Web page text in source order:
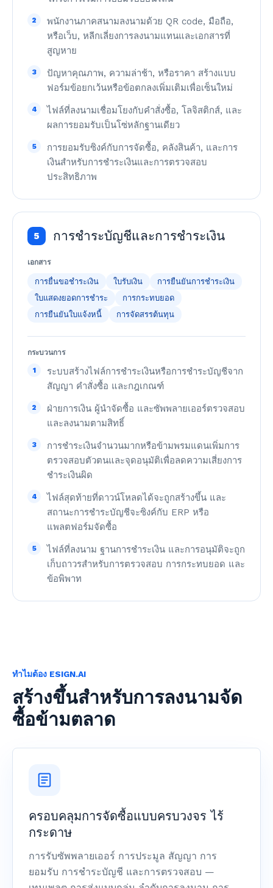
2
พนักงานภาคสนามลงนามด้วย QR code, มือถือ,
หรือเว็บ, หลีกเลี่ยงการลงนามแทนและเอกสารที่
สูญหาย
3
ปัญหาคุณภาพ, ความล่าช้า, หรือราคา สร้างแบบ
ฟอร์มข้อยกเว้นหรือข้อตกลงเพิ่มเติมเพื่อเซ็นใหม่
4
ไฟล์ที่ลงนามเชื่อมโยงกับคำสั่งซื้อ, โลจิสติกส์, และ
ผลการยอมรับเป็นโซ่หลักฐานเดียว
5
การยอมรับซิงค์กับการจัดซื้อ, คลังสินค้า, และการ
เงินสำหรับการชำระเงินและการตรวจสอบ
ประสิทธิภาพ
5 การชำระบัญชีและการชำระเงิน
เอกสาร
การยื่นขอชำระเงิน ใบรับเงิน
การยืนยันการชำระเงิน
ใบแสดงยอดการชำระ
การกระทบยอด
การยืนยันใบแจ้งหนี้
การจัดสรรต้นทุน
กระบวนการ
1
ระบบสร้างไฟล์การชำระเงินหรือการชำระบัญชีจาก
สัญญา คำสั่งซื้อ และกฎเกณฑ์
2
ฝ่ายการเงิน ผู้นำจัดซื้อ และซัพพลายเออร์ตรวจสอบ
และลงนามตามสิทธิ์
3
การชำระเงินจำนวนมากหรือข้ามพรมแดนเพิ่มการ
ตรวจสอบตัวตนและจุดอนุมัติเพื่อลดความเสี่ยงการ
ชำระเงินผิด
4
ไฟล์สุดท้ายที่ดาวน์โหลดได้จะถูกสร้างขึ้น และ
สถานะการชำระบัญชีจะซิงค์กับ ERP หรือ
แพลตฟอร์มจัดซื้อ
5
ไฟล์ที่ลงนาม ฐานการชำระเงิน และการอนุมัติจะถูก
เก็บถาวรสำหรับการตรวจสอบ การกระทบยอด และ
ข้อพิพาท
ทำไมต้อง ESIGN.AI
สร้างขึ้นสำหรับการลงนามจัด
ซื้อข้ามตลาด
ครอบคลุมการจัดซื้อแบบครบวงจร ไร้
กระดาษ
การรับซัพพลายเออร์ การประมูล สัญญา การ
ยอมรับ การชำระบัญชี และการตรวจสอบ —